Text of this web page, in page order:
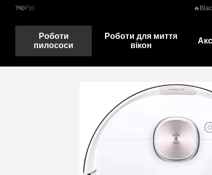
Перейти до основного контенту
Укр Рус
Роботи
пилососи
Роботи для миття
вікон